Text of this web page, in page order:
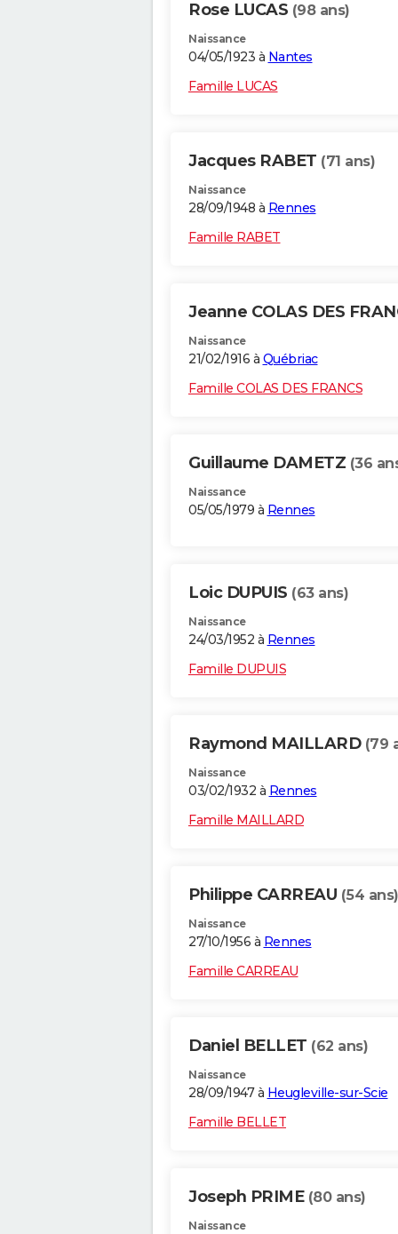
Rose LUCAS (98 ans)
Naissance
04/05/1923 à Nantes
Famille LUCAS
Jacques RABET (71 ans)
Naissance
28/09/1948 à Rennes
Famille RABET
Jeanne COLAS DES
Naissance
21/02/1916 à Québriac
Famille COLAS DES FRANCS
Guillaume DAMETZ (36
Naissance
05/05/1979 à Rennes
Loic DUPUIS (63 ans)
Naissance
24/03/1952 à Rennes
Famille DUPUIS
Raymond MAILLARD (79
Naissance
03/02/1932 à Rennes
Famille MAILLARD
Philippe CARREAU (54 ans)
Naissance
27/10/1956 à Rennes
Famille CARREAU
Daniel BELLET (62 ans)
Naissance
28/09/1947 à Heugleville-sur-Scie
Famille BELLET
Joseph PRIME (80 ans)
Naissance